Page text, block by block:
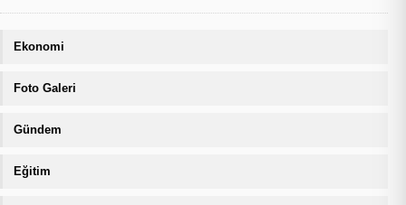
Ekonomi
Foto Galeri
Gündem
Eğitim